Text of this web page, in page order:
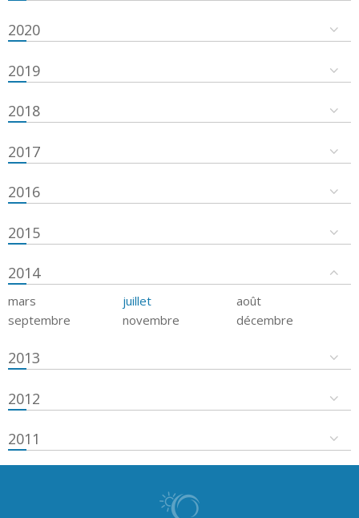
2020
2019
2018
2017
2016
2015
2014
mars juillet
août
septembre
novembre décembre
2013
2012
2011